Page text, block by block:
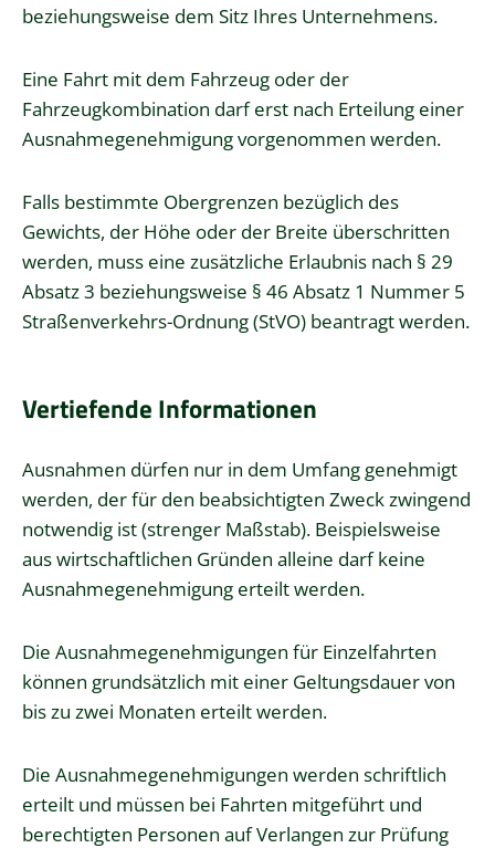
beziehungsweise dem Sitz Ihres Unternehmens.
Eine Fahrt mit dem Fahrzeug oder der
Fahrzeugkombination darf erst nach Erteilung einer
Ausnahmegenehmigung vorgenommen werden.
Falls bestimmte Obergrenzen bezüglich des
Gewichts, der Höhe oder der Breite überschritten
werden, muss eine zusätzliche Erlaubnis nach § 29
Absatz 3 beziehungsweise § 46 Absatz 1 Nummer 5
Straßenverkehrs-Ordnung (StVO) beantragt werden.
Vertiefende Informationen
Ausnahmen dürfen nur in dem Umfang genehmigt
werden, der für den beabsichtigten Zweck zwingend
notwendig ist (strenger Maßstab). Beispielsweise
aus wirtschaftlichen Gründen alleine darf keine
Ausnahmegenehmigung erteilt werden.
Die Ausnahmegenehmigungen für Einzelfahrten
können grundsätzlich mit einer Geltungsdauer von
bis zu zwei Monaten erteilt werden.
Die Ausnahmegenehmigungen werden schriftlich
erteilt und müssen bei Fahrten mitgeführt und
berechtigten Personen auf Verlangen zur Prüfung